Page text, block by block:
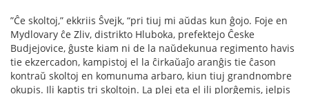
”Ĉe skoltoj,” ekkriis Ŝvejk, “pri tiuj mi aŭdas kun ĝojo. Foje en
Mydlovary ĉe Zliv, distrikto Hluboka, prefektejo Ĉeske
Budjejovice, ĝuste kiam ni de la naŭdekunua regimento havis
tie ekzercadon, kampistoj el la ĉirkaŭaĵo aranĝis tie ĉason
kontraŭ skoltoj en komunuma arbaro, kiun tiuj grandnombre
okupis. Ili kaptis tri skoltojn. La plej eta el ili plorĝemis, jelpis